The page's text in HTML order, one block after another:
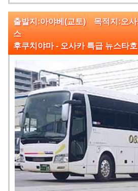
출발지:아야베(교토) 목적지:오
스
후쿠치야마 - 오사카 특급 뉴스타호